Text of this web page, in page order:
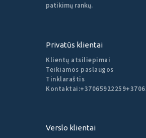
patikimų rankų.
Privatūs klientai
Klientų atsiliepimai
Teikiamos paslaugos
Tinklaraštis
Kontaktai:+37065922259
Verslo klientai